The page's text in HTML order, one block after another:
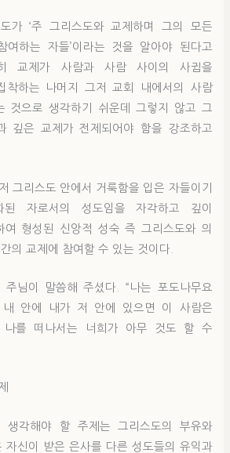
가 ‘주 그리스도와 교제하며 그의 모든
여하는 자들’이라는 것을 알아야 된다고
교제가 사람과 사람 사이의 사귐을
착하는 나머지 그저 교회 내에서의 사람
것으로 생각하기 쉬운데 그렇지 않고 그
깊은 교제가 전제되어야 함을 강조하고
그리스도 안에서 거룩함을 입은 자들이기
된 자로서의 성도임을 자각하고 깊이
여 형성된 신앙적 성숙 즉 그리스도와 의
의 교제에 참여할 수 있는 것이다.
님이 말씀해 주셨다. “나는 포도나무요
내 안에 내가 저 안에 있으면 이 사람은
나를 떠나서는 너희가 아무 것도 할 수
생각해야 할 주제는 그리스도의 부유와
자신이 받은 은사를 다른 성도들의 유익과